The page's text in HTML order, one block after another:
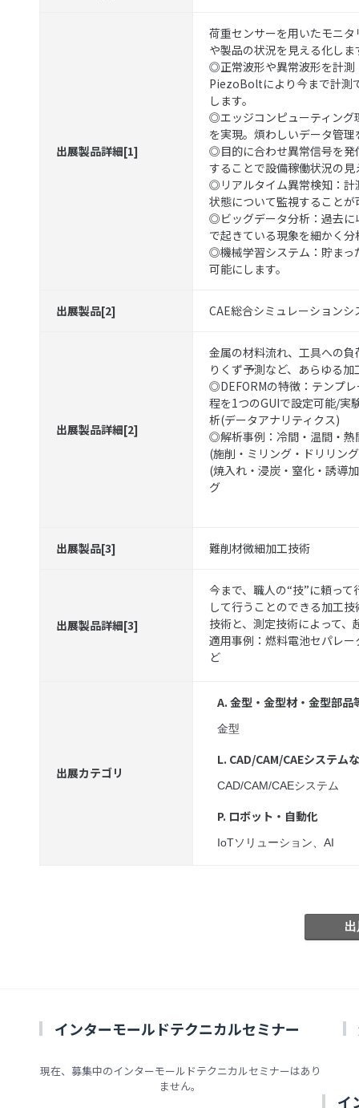
出展製品詳細[1]
荷重センサーを用いたモニ
や製品の状況を見える化しま
◎正常波形や異常波形を計測
PiezoBoltにより今まで計測
します。
◎エッジコンピューティング
を実現。煩わしいデータ管
◎目的に合わせ異常信号を発
することで設備稼働状況の
◎リアルタイム異常検知：計
状態について監視することが
◎ビッグデータ分析：過去に
で起きている現象を細かく
◎機械学習システム：貯まっ
可能にします。
出展製品[2] CAE総合シミュレーションシ
出展製品詳細[2]
金属の材料流れ、工具への
りくず予測など、あらゆる
◎DEFORMの特徴：テンプ
程を1つのGUIで設定可能/実
析(データアナリティクス)
◎解析事例：冷間・温間・
(施削・ミリング・ドリリン
(焼入れ・浸炭・窒化・誘導
グ
出展製品[3] 難削材微細加工技術
出展製品詳細[3]
今まで、職人の“技”に頼っ
して行うことのできる加工
技術と、測定技術によって
適用事例：燃料電池セパレ
ど
出展カテゴリ
A. 金型・金型材・金型部品
金型
L. CAD/CAM/CAEシステム
CAD/CAM/CAEシステム
P. ロボット・自動化
IoTソリューション、AI
インターモールドテクニカルセミナー
現在、募集中のインターモールドテクニカルセミナーはあり
ません。
イ